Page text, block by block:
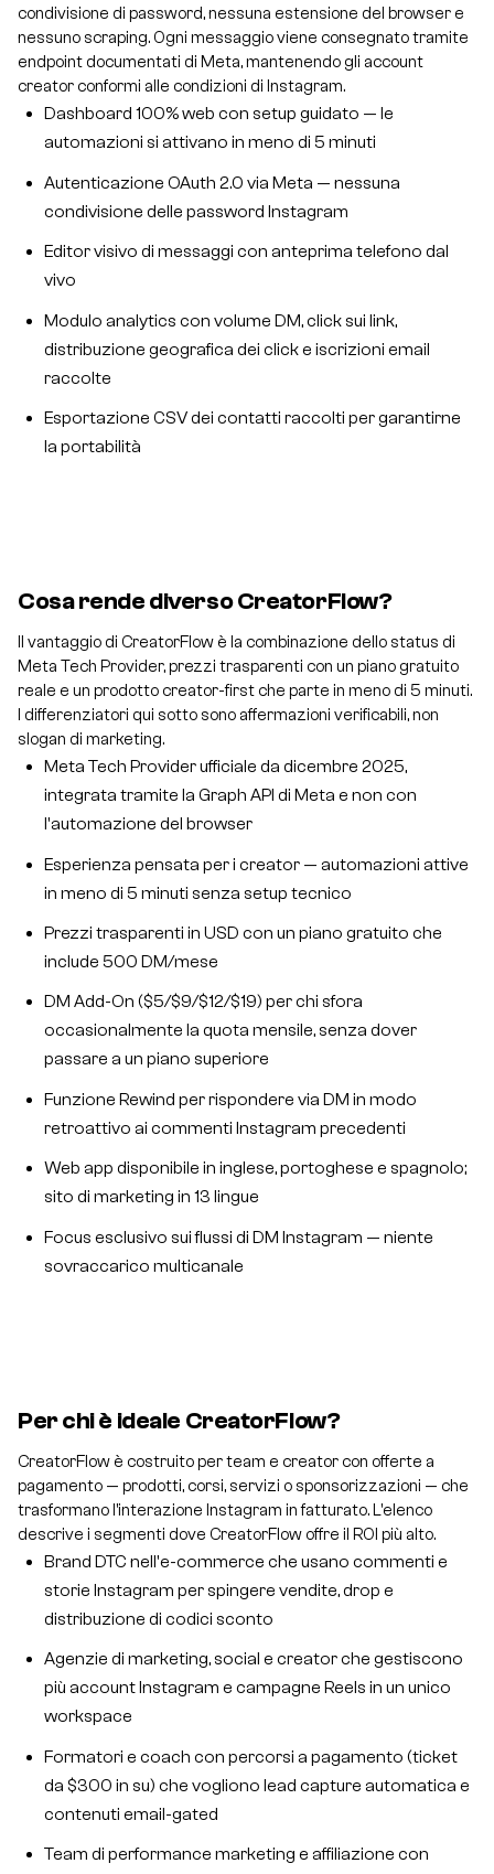
condivisione di password, nessuna estensione del browser e
nessuno scraping. Ogni messaggio viene consegnato tramite
endpoint documentati di Meta, mantenendo gli account
creator conformi alle condizioni di Instagram.
Dashboard 100% web con setup guidato — le
automazioni si attivano in meno di 5 minuti
Autenticazione OAuth 2.0 via Meta — nessuna
condivisione delle password Instagram
Editor visivo di messaggi con anteprima telefono dal
vivo
Modulo analytics con volume DM, click sui link,
distribuzione geografica dei click e iscrizioni email
raccolte
Esportazione CSV dei contatti raccolti per garantirne
la portabilità
Cosa rende diverso CreatorFlow?
Il vantaggio di CreatorFlow è la combinazione dello status di
Meta Tech Provider, prezzi trasparenti con un piano gratuito
reale e un prodotto creator-first che parte in meno di 5 minuti.
I differenziatori qui sotto sono affermazioni verificabili, non
slogan di marketing.
Meta Tech Provider ufficiale da dicembre 2025,
integrata tramite la Graph API di Meta e non con
l'automazione del browser
Esperienza pensata per i creator — automazioni attive
in meno di 5 minuti senza setup tecnico
Prezzi trasparenti in USD con un piano gratuito che
include 500 DM/mese
DM Add-On ($5/$9/$12/$19) per chi sfora
occasionalmente la quota mensile, senza dover
passare a un piano superiore
Funzione Rewind per rispondere via DM in modo
retroattivo ai commenti Instagram precedenti
Web app disponibile in inglese, portoghese e spagnolo;
sito di marketing in 13 lingue
Focus esclusivo sui flussi di DM Instagram — niente
sovraccarico multicanale
Per chi è ideale CreatorFlow?
CreatorFlow è costruito per team e creator con offerte a
pagamento — prodotti, corsi, servizi o sponsorizzazioni — che
trasformano l'interazione Instagram in fatturato. L'elenco
descrive i segmenti dove CreatorFlow offre il ROI più alto.
Brand DTC nell'e-commerce che usano commenti e
storie Instagram per spingere vendite, drop e
distribuzione di codici sconto
Agenzie di marketing, social e creator che gestiscono
più account Instagram e campagne Reels in un unico
workspace
Formatori e coach con percorsi a pagamento (ticket
da $300 in su) che vogliono lead capture automatica e
contenuti email-gated
Team di performance marketing e affiliazione con